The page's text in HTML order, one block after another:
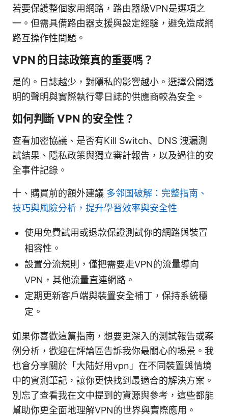
若要保護整個家用網路，路由器級VPN是選項之
一。但需具備路由器支援與設定經驗，避免造成網
路互操作性問題。
VPN 的日誌政策真的重要嗎？
是的。日誌越少，對隱私的影響越小。選擇公開透
明的聲明與實際執行零日誌的供應商較為安全。
如何判斷 VPN 的安全性？
查看加密協議、是否有Kill Switch、DNS 洩漏測
試結果、隱私政策與獨立審計報告，以及過往的安
全事件記錄。
十、購買前的額外建議 多邻国破解：完整指南、
技巧與風險分析，提升學習效率與安全性
使用免費試用或退款保證測試你的網路與裝置
相容性。
設置分流規則，僅把需要走VPN的流量導向
VPN，其他流量直連網路。
定期更新客戶端與裝置安全補丁，保持系統穩
定。
如果你喜歡這篇指南，想要更深入的測試報告或案
例分析，歡迎在評論區告訴我你最關心的場景。我
也會分享關於「大陆好用vpn」在不同裝置與情境
中的實測筆記，讓你更快找到最適合的解決方案。
別忘了查看我在文中提到的資源與參考，這些都能
幫助你更全面地理解VPN的世界與實際應用。